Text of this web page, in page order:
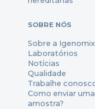
SOBRE NÓS
Sobre a Igenomix
Laboratórios
Notícias
Qualidade
Trabalhe
Como enviar uma
amostra?